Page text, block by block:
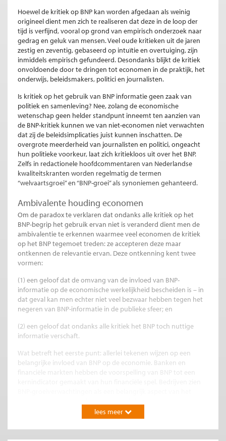
Hoewel de kritiek op BNP kan worden afgedaan als weinig
origineel dient men zich te realiseren dat deze in de loop der
tijd is verfijnd, vooral op grond van empirisch onderzoek naar
gedrag en geluk van mensen. Veel oude kritieken uit de jaren
zestig en zeventig, gebaseerd op intuïtie en overtuiging, zijn
inmiddels empirisch gefundeerd. Desondanks blijkt de kritiek
onvoldoende door te dringen tot economen in de praktijk, het
onderwijs, beleidsmakers, politici en journalisten.
Is kritiek op het gebruik van BNP informatie geen zaak van
politiek en samenleving? Nee, zolang de economische
wetenschap geen helder standpunt inneemt ten aanzien van
de BNP-kritiek kunnen we van niet-economen niet verwachten
dat zij de beleidsimplicaties juist kunnen inschatten. De
overgrote meerderheid van journalisten en politici, ongeacht
hun politieke voorkeur, laat zich kritiekloos uit over het BNP.
Zelfs in redactionele hoofdcommentaren van Nederlandse
kwaliteitskranten worden regelmatig de termen
“welvaartsgroei” en “BNP-groei” als synoniemen gehanteerd.
Ambivalente houding economen
Om de paradox te verklaren dat ondanks alle kritiek op het
BNP-begrip het gebruik ervan niet is veranderd dient men de
ambivalentie te erkennen waarmee veel economen de kritiek
op het BNP tegemoet treden: ze accepteren deze maar
ontkennen de relevantie ervan. Deze ontkenning kent twee
vormen:
(1) een geloof dat de omvang van de invloed van BNP-
informatie op de economische werkelijkheid bescheiden is – in
dat geval kan men echter niet veel bezwaar hebben tegen het
negeren van BNP-informatie in de publieke sfeer; en
(2) een geloof dat ondanks alle kritiek het BNP toch nuttige
informatie verschaft.
Wat betreft het eerste punt: allerlei tekenen wijzen op een
belangrijke invloed van BNP op de economie. Banken en
financiële markten hebben de voorspelling van BNP tot een
consumenten blijkt afhankelijk te zijn van BNP-
groeiverwachtingen. Maar vooral politici zijn bezorgd over een
lage groei van het BNP, waarschijnlijk uit vrees hierop negatief
lees meer